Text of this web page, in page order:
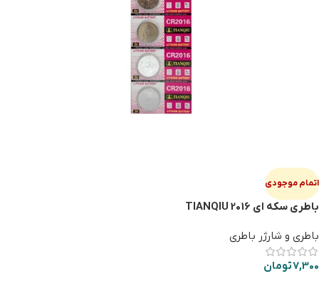
اتمام موجودی
باطری سکه ای TIANQIU 2016
باطری و شارژر باطری
7,300تومان